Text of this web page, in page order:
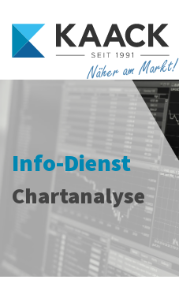
Näher am Markt!
Info-Dienst
Chartanalyse